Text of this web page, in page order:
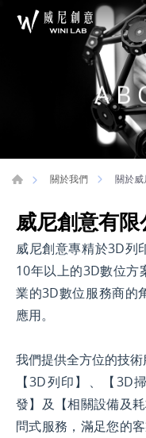
關於我們 關於
威尼創意有限
威尼創意專精於3D列
10年以上的3D數位方
業的3D數位服務商的
應用。
我們提供全方位的技術
【3D列印】、【3D
發】及【相關設備及
問式服務，滿足您的